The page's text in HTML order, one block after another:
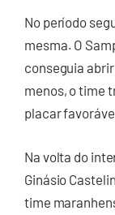
No período
mesma. O
conseguia
menos, o time
placar
Na volta do
Ginásio
time